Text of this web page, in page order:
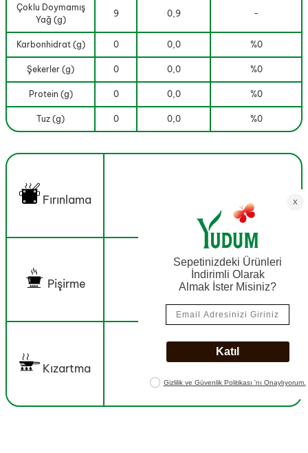
Çoklu Doymamış
Yağ (g)
9 0,9 -
Karbonhidrat (g) 0 0,0 %0
Şekerler (g) 0 0,0 %0
Protein (g) 0 0,0 %0
Tuz (g) 0 0,0 %0
Fırınlama
Pişirme
Kızartma